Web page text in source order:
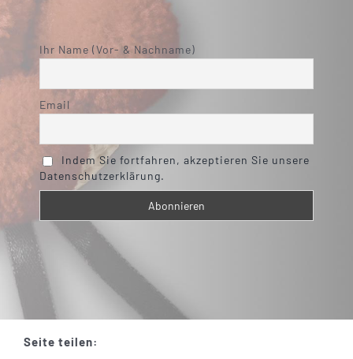
Ihr Name (Vor- & Nachname)
Email
Indem Sie fortfahren, akzeptieren Sie unsere
Datenschutzerklärung.
Seite teilen: